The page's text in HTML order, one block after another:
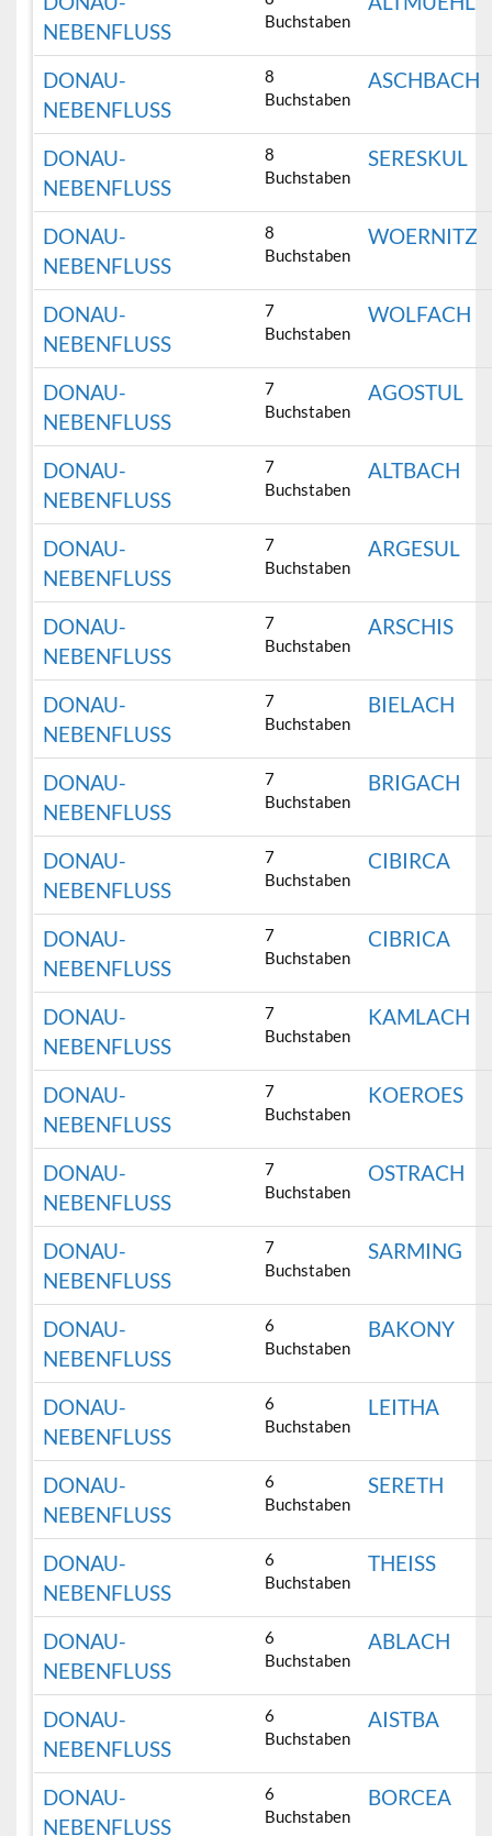
NEBENFLUSS
Buchstaben
DONAU-
NEBENFLUSS
8
Buchstaben
ASCHBACH
DONAU-
NEBENFLUSS
8
Buchstaben
SERESKUL
DONAU-
NEBENFLUSS
8
Buchstaben
WOERNITZ
DONAU-
NEBENFLUSS
7
Buchstaben
WOLFACH
DONAU-
NEBENFLUSS
7
Buchstaben
AGOSTUL
DONAU-
NEBENFLUSS
7
Buchstaben
ALTBACH
DONAU-
NEBENFLUSS
7
Buchstaben
ARGESUL
DONAU-
NEBENFLUSS
7
Buchstaben
ARSCHIS
DONAU-
NEBENFLUSS
7
Buchstaben
BIELACH
DONAU-
NEBENFLUSS
7
Buchstaben
BRIGACH
DONAU-
NEBENFLUSS
7
Buchstaben
CIBIRCA
DONAU-
NEBENFLUSS
7
Buchstaben
CIBRICA
DONAU-
NEBENFLUSS
7
Buchstaben
KAMLACH
DONAU-
NEBENFLUSS
7
Buchstaben
KOEROES
DONAU-
NEBENFLUSS
7
Buchstaben
OSTRACH
DONAU-
NEBENFLUSS
7
Buchstaben
SARMING
DONAU-
NEBENFLUSS
6
Buchstaben
BAKONY
DONAU-
NEBENFLUSS
6
Buchstaben
LEITHA
DONAU-
NEBENFLUSS
6
Buchstaben
SERETH
DONAU-
NEBENFLUSS
6
Buchstaben
THEISS
DONAU-
NEBENFLUSS
6
Buchstaben
ABLACH
DONAU-
NEBENFLUSS
6
Buchstaben
AISTBA
DONAU-
NEBENFLUSS
6
Buchstaben
BORCEA